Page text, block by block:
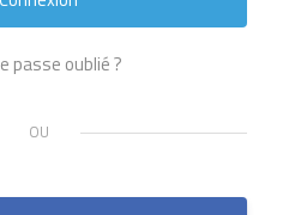
passe oublié ?